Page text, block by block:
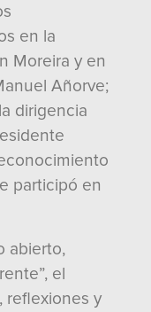
en la
Moreira y en
Añorve;
dirigencia
participó en
abierto,
el
reflexiones y